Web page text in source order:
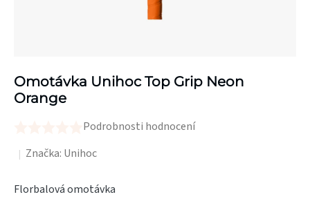
Omotávka Unihoc Top Grip Neon
Orange
hodnocení
je
Podrobnosti hodnocení
Značka: Unihoc
Florbalová omotávka